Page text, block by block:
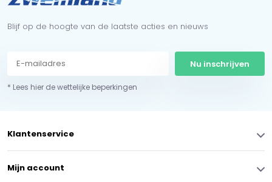
Blijf op de hoogte van de laatste acties en nieuws
Nu inschrijven
* Lees hier de wettelijke beperkingen
Klantenservice
Mijn account